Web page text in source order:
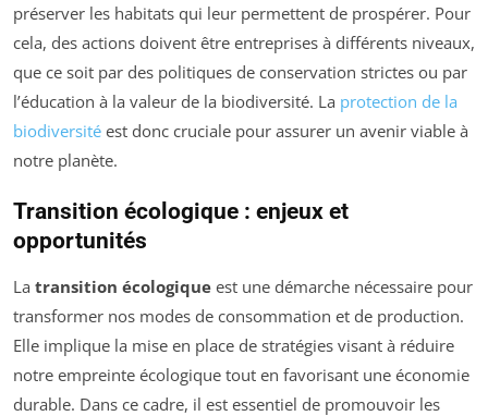
préserver les habitats qui leur permettent de prospérer. Pour
cela, des actions doivent être entreprises à différents niveaux,
que ce soit par des politiques de conservation strictes ou par
l’éducation à la valeur de la biodiversité. La protection de la
biodiversité est donc cruciale pour assurer un avenir viable à
notre planète.
Transition écologique : enjeux et
opportunités
La transition écologique est une démarche nécessaire pour
transformer nos modes de consommation et de production.
Elle implique la mise en place de stratégies visant à réduire
notre empreinte écologique tout en favorisant une économie
durable. Dans ce cadre, il est essentiel de promouvoir les